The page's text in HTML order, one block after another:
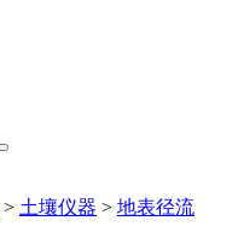
> 土壤仪器 > 地表径流